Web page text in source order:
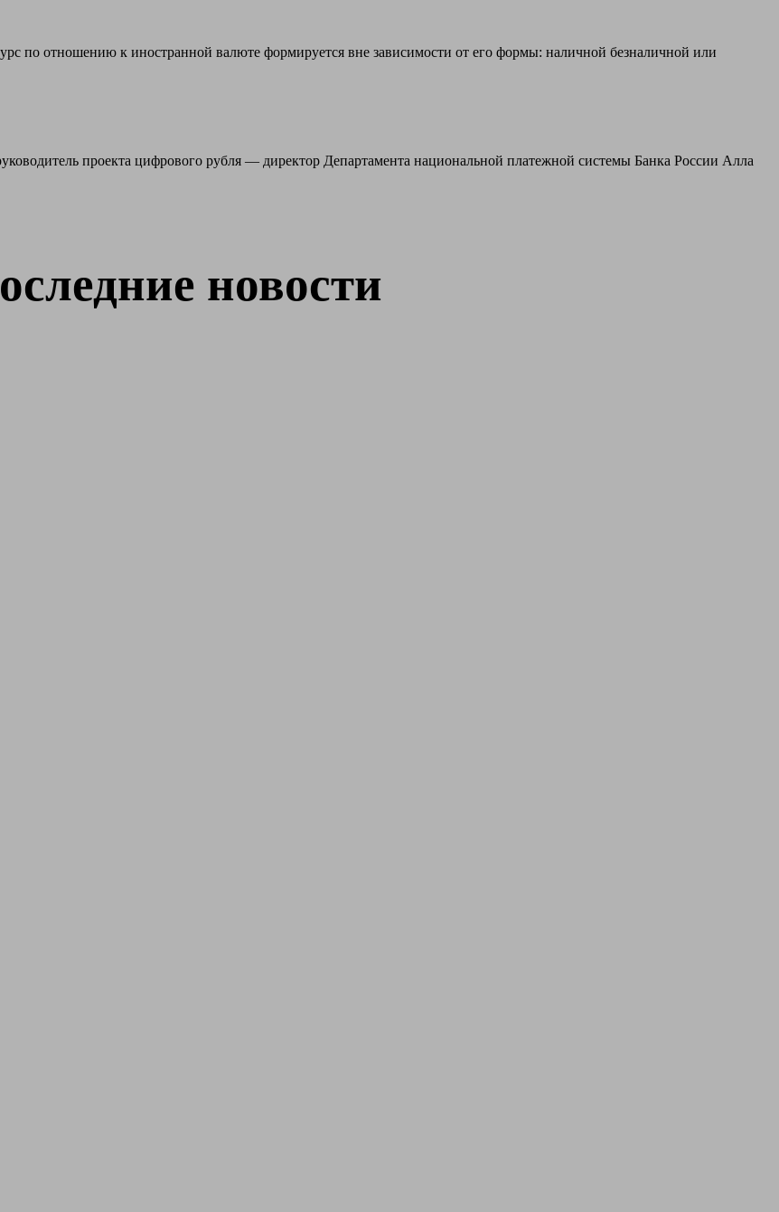
по отношению к иностранной валюте формируется вне зависимости от его формы: наличной безналичной или
проекта цифрового рубля — директор Департамента национальной платежной системы Банка России Алла
новости